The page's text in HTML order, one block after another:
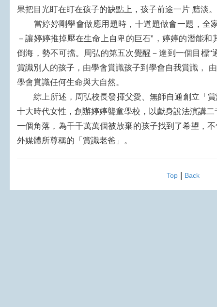
果把目光盯在盯在孩子的缺點上，孩子前途一片 黯淡。
當婷婷剛學會做應用題時，十道題做會一題，全
－讓婷婷推掉壓在生命上自卑的巨石”，婷婷的潛能
倒海，勢不可擋。周弘的第五次覺醒－達到一個目標“
賞識別人的孩子，由學會賞識孩子到學會自我賞識，
學會賞識任何生命與大自然。
綜上所述，周弘校長發揮父愛、無師自通創立「賞
十大時代女性，創辦婷婷聾童學校，以獻身說法演講
一個角落，為千千萬萬個被放棄的孩子找到了希望，
外媒體所尊稱的「賞識老爸」。
Top| Back